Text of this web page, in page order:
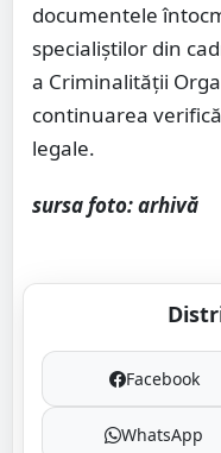
documentele
specialiștilor din
a Criminalității
continuarea
legale.
sursa foto: arhivă
Facebook
WhatsApp